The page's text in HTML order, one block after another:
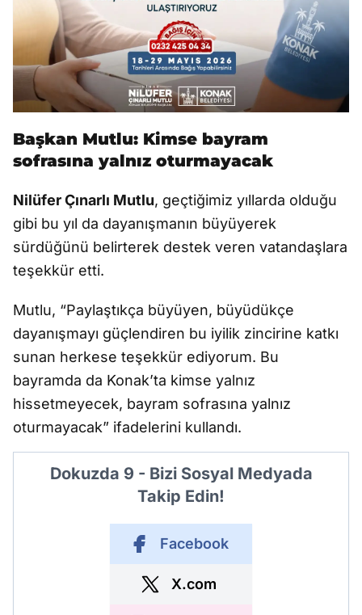
Başkan Mutlu: Kimse bayram
sofrasına yalnız oturmayacak
Nilüfer Çınarlı Mutlu, geçtiğimiz yıllarda olduğu
gibi bu yıl da dayanışmanın büyüyerek
sürdüğünü belirterek destek veren vatandaşlara
teşekkür etti.
Mutlu, “Paylaştıkça büyüyen, büyüdükçe
dayanışmayı güçlendiren bu iyilik zincirine katkı
sunan herkese teşekkür ediyorum. Bu
bayramda da Konak’ta kimse yalnız
hissetmeyecek, bayram sofrasına yalnız
oturmayacak” ifadelerini kullandı.
Dokuzda 9 - Bizi Sosyal Medyada
Takip Edin!
Facebook
X.com